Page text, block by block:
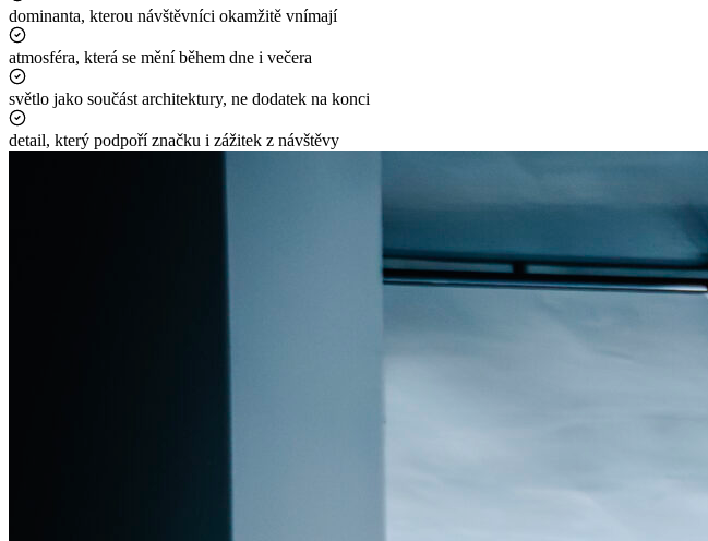
dominanta, kterou návštěvníci okamžitě vnímají
atmosféra, která se mění během dne i večera
světlo jako součást architektury, ne dodatek na konci
detail, který podpoří značku i zážitek z návštěvy